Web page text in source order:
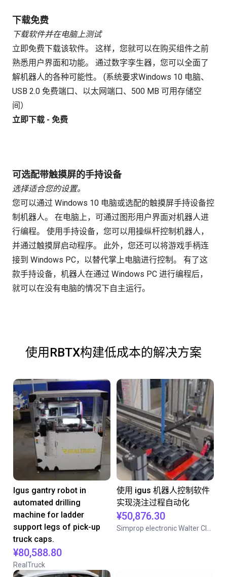
下载免费
下载软件并在电脑上测试
立即免费下载该软件。 这样，您就可以在购买组件之前
熟悉用户界面和功能。 通过数字孪生器，您可以全面了
解机器人的各种可能性。 (系统要求Windows 10 电脑、
USB 2.0 免费端口、以太网端口、500 MB 可用存储空
间）
立即下载 - 免费
可选配带触摸屏的手持设备
选择适合您的设置。
您可以通过 Windows 10 电脑或选配的触摸屏手持设备控
制机器人。 在电脑上，可通过图形用户界面对机器人进
行编程。 使用手持设备，您可以用操纵杆控制机器人，
并通过触摸屏启动程序。 此外，您还可以将游戏手柄连
接到 Windows PC，以替代掌上电脑进行控制。 有了这
款手持设备，机器人在通过 Windows PC 进行编程后，
就可以在没有电脑的情况下自主运行。
使用RBTX构建低成本的解决方案
Igus gantry robot in
automated drilling
machine for ladder
support legs of pick-up
truck caps.
¥80,588.80
RealTruck
使用 igus 机器人控制软件
实现浇注过程自动化
¥50,876.30